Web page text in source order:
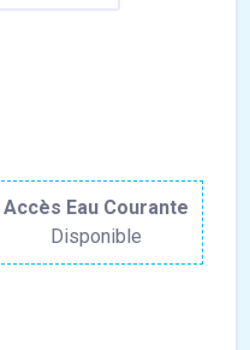
Accès Eau Courante
Disponible